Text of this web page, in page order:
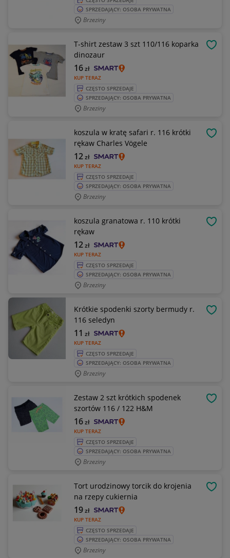
SPRZEDAJĄCY: OSOBA PRYWATNA
Brzeziny
T-shirt zestaw 3 szt 110/116 koparka
dinozaur
KUP TERAZ
16zł
CZĘSTO SPRZEDAJE
SPRZEDAJĄCY: OSOBA PRYWATNA
Brzeziny
koszula w kratę safari r. 116 krótki
rękaw Charles Vögele
KUP TERAZ
12zł
CZĘSTO SPRZEDAJE
SPRZEDAJĄCY: OSOBA PRYWATNA
Brzeziny
koszula granatowa r. 110 krótki
rękaw
KUP TERAZ
12zł
CZĘSTO SPRZEDAJE
SPRZEDAJĄCY: OSOBA PRYWATNA
Brzeziny
Krótkie spodenki szorty bermudy r.
116 seledyn
KUP TERAZ
11 zł
CZĘSTO SPRZEDAJE
SPRZEDAJĄCY: OSOBA PRYWATNA
Brzeziny
Zestaw 2 szt krótkich spodenek
szortów 116 / 122 H&M
KUP TERAZ
16zł
CZĘSTO SPRZEDAJE
SPRZEDAJĄCY: OSOBA PRYWATNA
Brzeziny
Tort urodzinowy torcik do krojenia
na rzepy cukiernia
KUP TERAZ
19zł
CZĘSTO SPRZEDAJE
SPRZEDAJĄCY: OSOBA PRYWATNA
Brzeziny